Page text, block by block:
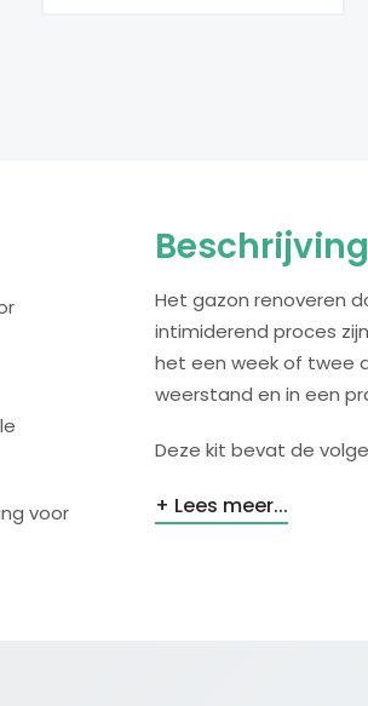
voor
Beschrijving
Het gazon renoveren
intimiderend proces
het een week of twee
weerstand en in een
Deze kit bevat de
Lees meer...